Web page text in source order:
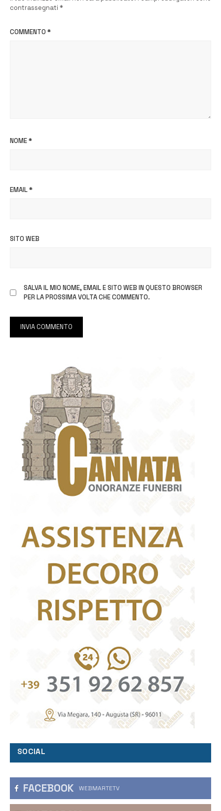
contrassegnati *
COMMENTO *
NOME*
EMAIL*
SITO WEB
SALVA IL MIO NOME, EMAIL E SITO WEB IN QUESTO BROWSER
PER LA PROSSIMA VOLTA CHE COMMENTO.
SOCIAL
FACEBOOK WEBMARTETV